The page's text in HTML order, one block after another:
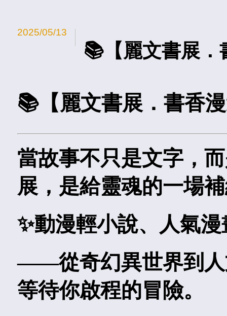
2025/05/13
📚【麗文書展．
📚【麗文書展．書香
當故事不只是文字，
展，是給靈魂的一場
✨動漫輕小說、人氣
——從奇幻異世界到人
等待你啟程的冒險。